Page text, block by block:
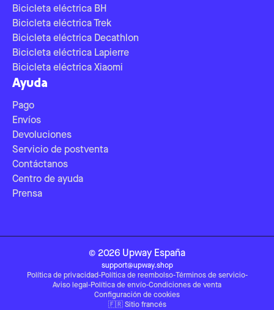
Bicicleta eléctrica BH
Bicicleta eléctrica Trek
Bicicleta eléctrica Decathlon
Bicicleta eléctrica Lapierre
Bicicleta eléctrica Xiaomi
Ayuda
Pago
Envíos
Devoluciones
Servicio de postventa
Contáctanos
Centro de ayuda
Prensa
© 2026 Upway España
support@upway.shop
Política de privacidad-Política de reembolso-Términos de servicio-
Aviso legal -Política de envío-Condiciones de venta
Configuración de cookies
🇫🇷 Sitio francés